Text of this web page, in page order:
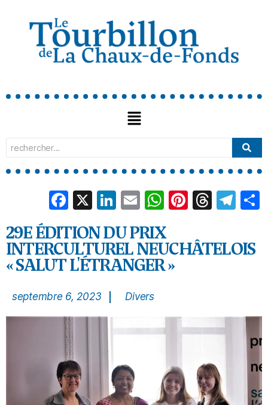
Facebook
X LinkedIn
EmailWhatsApp
Pinterest
29E ÉDITION DU PRIX
INTERCULTUREL NEUCHÂTELOIS
« SALUT L'ÉTRANGER »
septembre 6, 2023 Divers